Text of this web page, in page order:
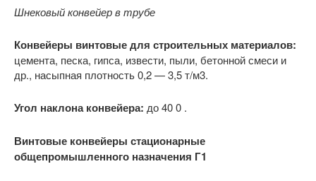
Шнековый конвейер в трубе
Конвейеры винтовые для строительных материалов:
цемента, песка, гипса, извести, пыли, бетонной смеси и
др., насыпная плотность 0,2 — 3,5 т/м3.
Угол наклона конвейера: до 40 0 .
Винтовые конвейеры стационарные
общепромышленного назначения Г1